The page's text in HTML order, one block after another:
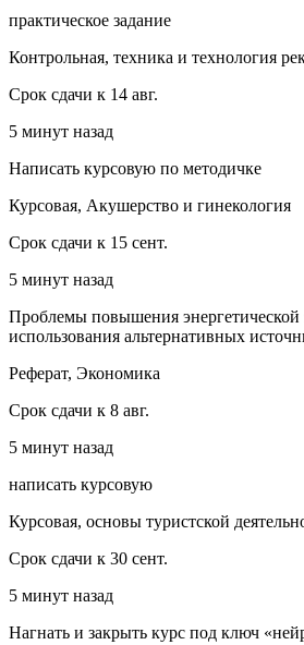
практическое задание
Контрольная, техника и технология
Срок сдачи к 14 авг.
5 минут назад
Написать курсовую по методичке
Курсовая, Акушерство и гинекология
Срок сдачи к 15 сент.
5 минут назад
Проблемы повышения энергетической
использования альтернативных
Реферат, Экономика
Срок сдачи к 8 авг.
5 минут назад
написать курсовую
Курсовая, основы туристской
Срок сдачи к 30 сент.
5 минут назад
Нагнать и закрыть курс под ключ